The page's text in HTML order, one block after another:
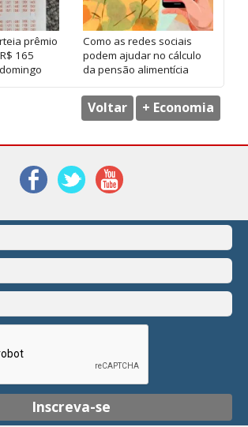
prêmio
165
Como as redes sociais
podem ajudar no cálculo
da pensão alimentícia
Voltar + Economia
Inscreva-se